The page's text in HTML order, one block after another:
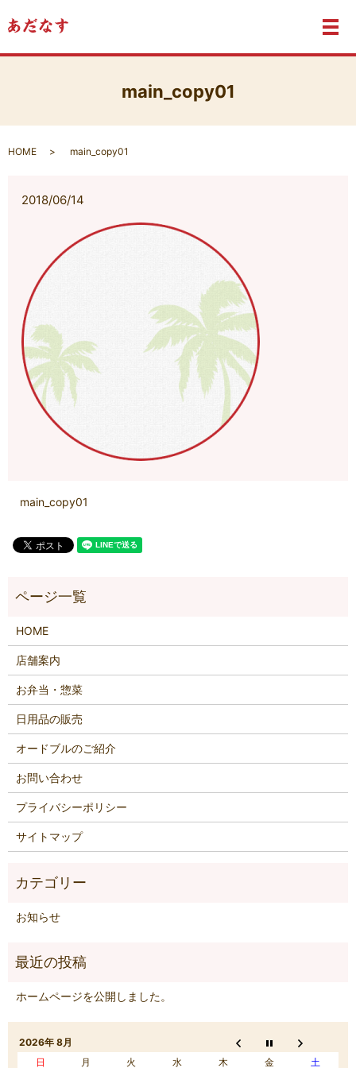
メ
main_copy01
HOME main_copy01
2018/06/14
main_copy01
HOME
店舗案内
お弁当・惣菜
日用品の販売
オードブルのご紹介
お問い合わせ
プライバシーポリシー
サイトマップ
お知らせ
ホームページを公開しました。
2026年 8月
日
月 火 水 木 金 土